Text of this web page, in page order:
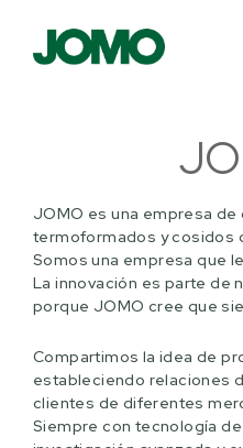
JOMO es una empresa
termoformados y cosidos
Somos una empresa que
La innovación es parte de
porque JOMO cree que
Compartimos la idea de
estableciendo relaciones
clientes de diferentes
Siempre con tecnología